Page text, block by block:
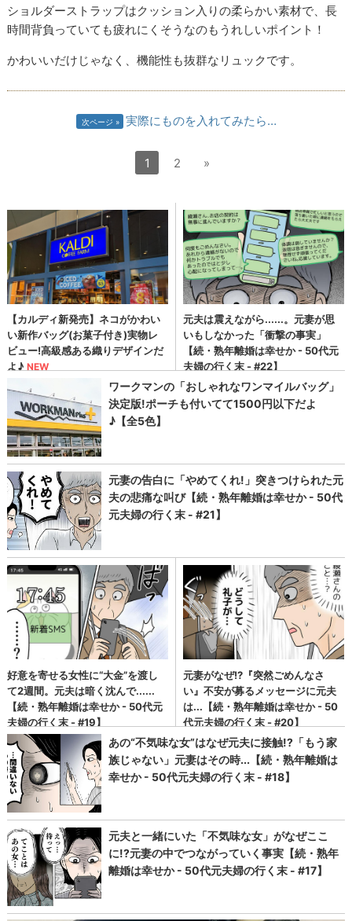
ショルダーストラップはクッション入りの柔らかい素材で、長
時間背負っていても疲れにくそうなのもうれしいポイント！
かわいいだけじゃなく、機能性も抜群なリュックです。
次ページ 実際にものを入れてみたら…
1 2 »